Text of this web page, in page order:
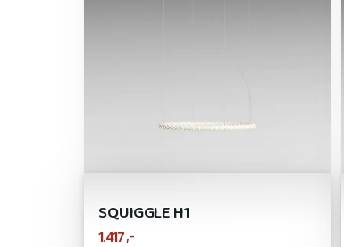
SQUIGGLE H1
1.417 ,-